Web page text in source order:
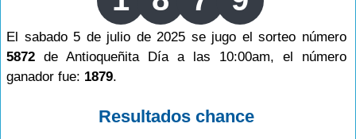
El sabado 5 de julio de 2025 se jugo el sorteo número
5872 de Antioqueñita Día a las 10:00am, el número
ganador fue: 1879.
Resultados chance